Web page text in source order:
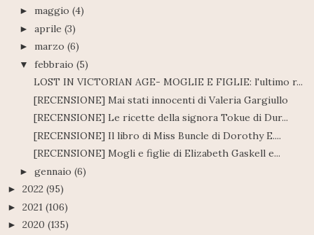
► maggio (4)
► aprile (3)
► marzo (6)
▼ febbraio (5)
LOST IN VICTORIAN AGE- MOGLIE E FIGLIE: l'ultimo r...
[RECENSIONE] Mai stati innocenti di Valeria Gargiullo
[RECENSIONE] Le ricette della signora Tokue di Dur...
[RECENSIONE] Il libro di Miss Buncle di Dorothy E....
[RECENSIONE] Mogli e figlie di Elizabeth Gaskell e...
► gennaio (6)
► 2022 (95)
► 2021 (106)
► 2020 (135)